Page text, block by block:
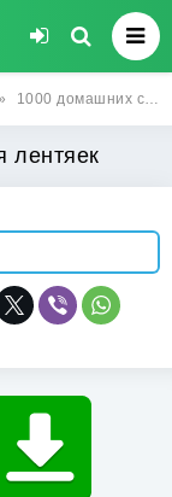
1000 домашних советов для лентяек
лентяек